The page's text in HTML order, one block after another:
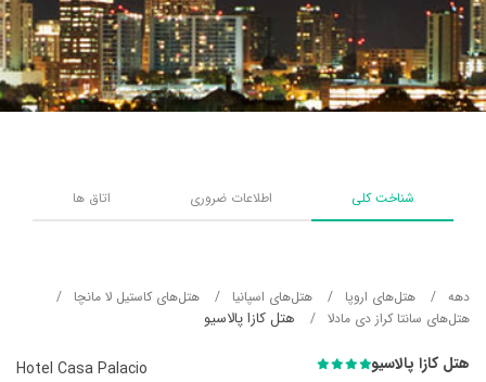
شناخت کلی اطلاعات ضروری اتاق ها
دهه هتل‌های اروپا هتل‌های اسپانیا
هتل‌های کاستیل لا مانچا
هتل‌های سانتا کراز دی مادلا
هتل کازا پالاسیو
هتل کازا پالاسیو Hotel Casa Palacio